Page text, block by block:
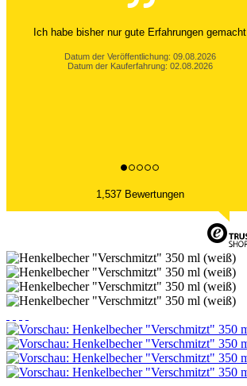
Ich habe bisher nur gute Erfahrungen gemacht
Datum der Veröffentlichung: 09.08.2026
Datum der Kauferfahrung: 02.08.2026
1,537 Bewertungen